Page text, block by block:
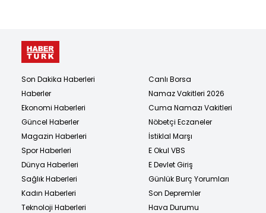
Son Dakika Haberleri
Haberler
Ekonomi Haberleri
Güncel Haberler
Magazin Haberleri
Spor Haberleri
Dünya Haberleri
Sağlık Haberleri
Kadın Haberleri
Teknoloji Haberleri
Canlı Borsa
Namaz Vakitleri 2026
Cuma Namazı Vakitleri
Nöbetçi Eczaneler
İstiklal Marşı
E Okul VBS
E Devlet Giriş
Günlük Burç Yorumları
Son Depremler
Hava Durumu